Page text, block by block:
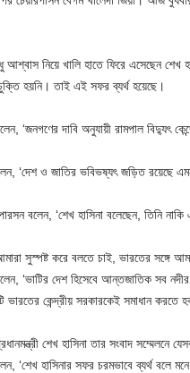
আশ্বাস নিয়ে খালি হাতে ফিরে এসেছেন
হয়নি। তাই এই সফর ব্যর্থ হয়েছে।
‘জনগণের দাবি অনুযায়ী রামপাল বিদ্যুৎ
‘দেশ ও জাতির ভবিভষ্যৎ জড়িত রয়েছে
বলেন, ‘শেখ হাসিনা বলেছেন, তিনি
সুস্পষ্ট করে বলতে চাই, ভারতের সঙ্গে
‘ভাটির দেশ হিসেবে আন্তজাতিক সব
ভারতের কেন্দ্রীয় সরকারকেই সমাধান করতে
শেখ হাসিনা তার সংবাদ
‘শেখ হাসিনার সফর চরমভাবে ব্যর্থ বলে